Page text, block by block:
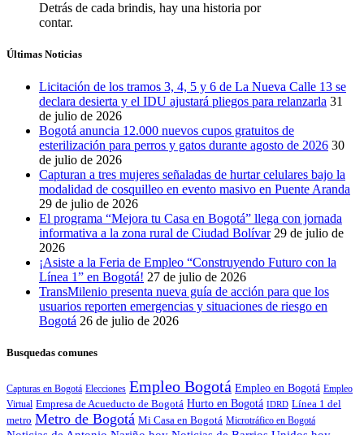
Detrás de cada brindis, hay una historia por
contar.
Últimas Noticias
Licitación de los tramos 3, 4, 5 y 6 de La Nueva Calle 13 se
declara desierta y el IDU ajustará pliegos para relanzarla 31
de julio de 2026
Bogotá anuncia 12.000 nuevos cupos gratuitos de
esterilización para perros y gatos durante agosto de 2026 30
de julio de 2026
Capturan a tres mujeres señaladas de hurtar celulares bajo la
modalidad de cosquilleo en evento masivo en Puente Aranda
29 de julio de 2026
El programa “Mejora tu Casa en Bogotá” llega con jornada
informativa a la zona rural de Ciudad Bolívar 29 de julio de
2026
¡Asiste a la Feria de Empleo “Construyendo Futuro con la
Línea 1” en Bogotá! 27 de julio de 2026
TransMilenio presenta nueva guía de acción para que los
usuarios reporten emergencias y situaciones de riesgo en
Bogotá 26 de julio de 2026
Busquedas comunes
Capturas en Bogotá Elecciones Empleo Bogotá Empleo en Bogotá Empleo
Virtual Empresa de Acueducto de Bogotá Hurto en Bogotá IDRD Línea 1 del
metro Metro de Bogotá Mi Casa en Bogotá Microtráfico en Bogotá